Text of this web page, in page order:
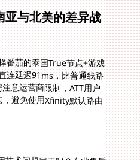
亚与北美的差异战
番茄的泰国True节点+游戏
连延迟91ms，比普通线路
意运营商限制，ATT用户
，避免使用Xfinity默认路由